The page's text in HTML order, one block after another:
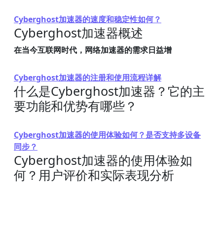
Cyberghost加速器的速度和稳定性如何？
Cyberghost加速器概述
在当今互联网时代，网络加速器的需求日益增
Cyberghost加速器的注册和使用流程详解
什么是Cyberghost加速器？它的主
要功能和优势有哪些？
Cyberghost加速器的使用体验如何？是否支持多设备
同步？
Cyberghost加速器的使用体验如
何？用户评价和实际表现分析